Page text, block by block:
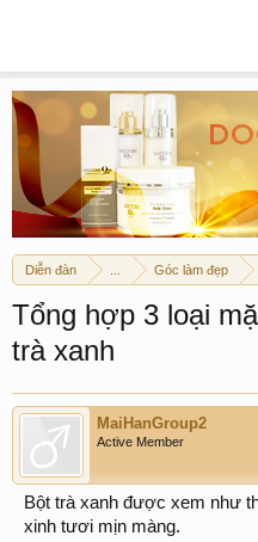
Diễn đàn Góc làm đẹp
Tổng hợp 3 loại
trà xanh
MaiHanGroup2
Active Member
Bột trà xanh được xem như
xinh tươi mịn màng.